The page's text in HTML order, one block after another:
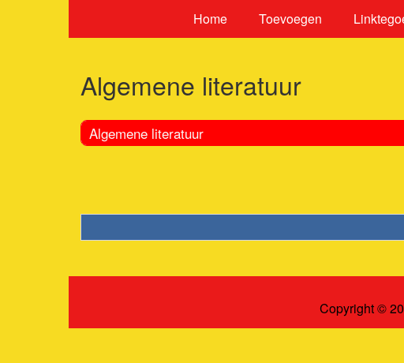
Home Toevoegen
Algemene literatuur
Algemene literatuur
Copyright ©